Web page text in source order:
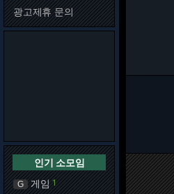
광고제휴 문의
인기 소모임
G 게임 1